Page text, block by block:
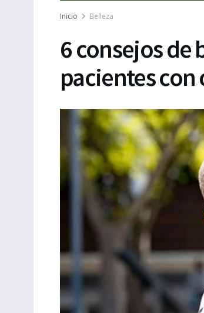
Inicio Belleza
6 consejos de
pacientes con